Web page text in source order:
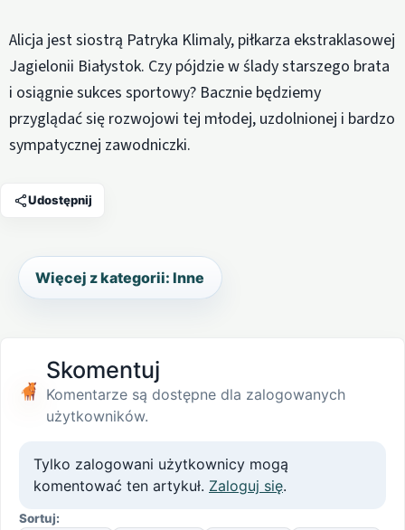
Alicja jest siostrą Patryka Klimaly, piłkarza ekstraklasowej
Jagielonii Białystok. Czy pójdzie w ślady starszego brata
i osiągnie sukces sportowy? Bacznie będziemy
przyglądać się rozwojowi tej młodej, uzdolnionej i bardzo
sympatycznej zawodniczki.
Udostępnij
Więcej z kategorii: Inne
Skomentuj
Komentarze są dostępne dla zalogowanych
użytkowników.
Tylko zalogowani użytkownicy mogą
komentować ten artykuł. Zaloguj się.
Sortuj: